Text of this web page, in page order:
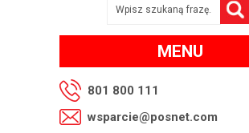
MENU
801 800 111
wsparcie@posnet.com